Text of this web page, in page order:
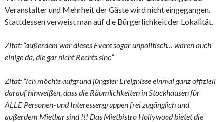
Veranstalter und Mehrheit der Gäste wird nicht eingegangen.
Stattdessen verweist man auf die Bürgerlichkeit der Lokalität.
Zitat: “außerdem war dieses Event sogar unpolitisch… waren auch
einige da, die gar nicht Rechts sind”
Zitat: “Ich möchte aufgrund jüngster Ereignisse einmal ganz offiziell
darauf hinweißen, dass die Räumlichkeiten in Stockhausen für
ALLE Personen- und Interessengruppen frei zugänglich und
außerdem Mietbar sind !!! Das Mietbistro Hollywood bietet die